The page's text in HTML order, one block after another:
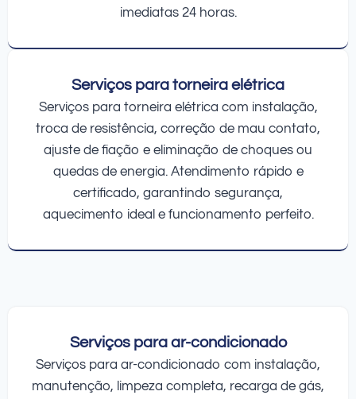
imediatas 24 horas.
Serviços para torneira elétrica
Serviços para torneira elétrica com instalação,
troca de resistência, correção de mau contato,
ajuste de fiação e eliminação de choques ou
quedas de energia. Atendimento rápido e
certificado, garantindo segurança,
aquecimento ideal e funcionamento perfeito.
Serviços para ar-condicionado
Serviços para ar-condicionado com instalação,
manutenção, limpeza completa, recarga de gás,